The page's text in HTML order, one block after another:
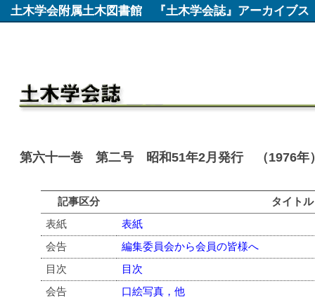
土木学会附属土木図書館 『土木学会誌』アーカイブス
第六十一巻 第二号 昭和51年2月発行 （1976年
記事区分
タイトル
表紙
表紙
会告
編集委員会から会員の皆様へ
目次
目次
会告
口絵写真，他